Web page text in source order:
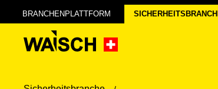
BRANCHENPLATTFORM